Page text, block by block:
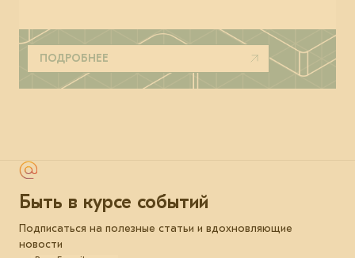
ПОДРОБНЕЕ
Быть в курсе событий
Подписаться на полезные статьи и вдохновляющие
новости